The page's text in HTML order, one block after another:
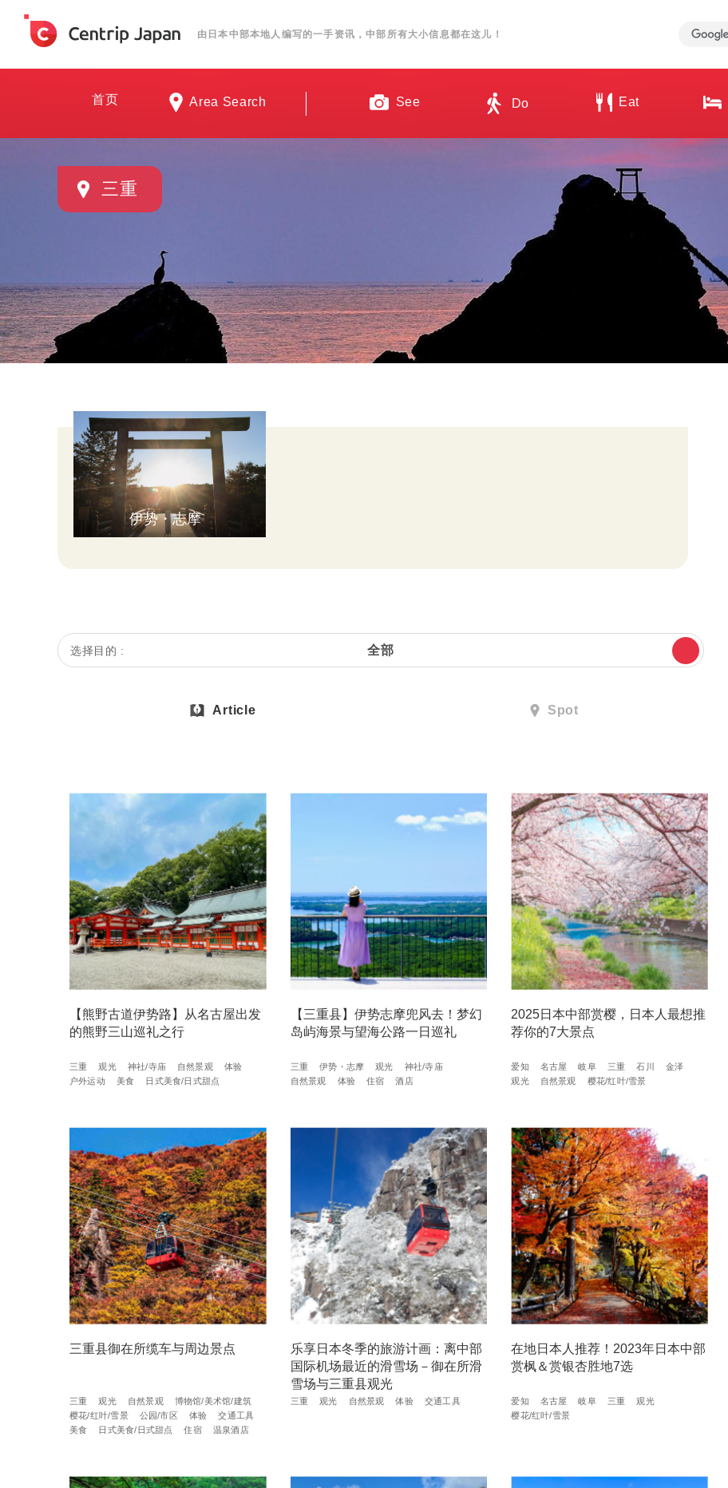
由日本中部本地人编写的一手资讯，中部所有大小信息都在这儿！
首页 Area Search See Do Eat
三重
伊势・志摩
选择目的 : 全部
Article Spot
【熊野古道伊势路】从名古屋出发
的熊野三山巡礼之行
三重 观光 神社/寺庙 自然景观
体验
户外运动
美食 日式美食/日式甜点
【三重县】伊势志摩兜风去！梦幻
岛屿海景与望海公路一日巡礼
三重 伊势・志摩 观光
神社/寺庙
自然景观
体验 住宿 酒店
2025日本中部赏樱，日本人最想推
荐你的7大景点
爱知 名古屋 岐阜 三重 石川
金泽
观光
自然景观 樱花/红叶/雪景
三重县御在所缆车与周边景点
三重 观光 自然景观
博物馆/美术馆/建筑
樱花/红叶/雪景
公园/市区 体验
交通工具
美食
日式美食/日式甜点 住宿 温泉酒店
乐享日本冬季的旅游计画：离中部
国际机场最近的滑雪场－御在所滑
雪场与三重县观光
三重 观光 自然景观 体验 交通工具
在地日本人推荐！2023年日本中部
赏枫＆赏银杏胜地7选
爱知 名古屋 岐阜 三重
观光
樱花/红叶/雪景